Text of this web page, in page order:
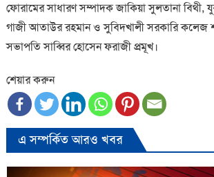
ফোরামের সাধারণ সম্পাদক জাকিয়া সুলতানা বিথী,
গাজী আতাউর রহমান ও সুবিদখালী সরকারি কলেজ
সভাপতি সাব্বির হোসেন ফরাজী প্রমূখ।
শেয়ার করুন
এ সম্পর্কিত আরও খবর